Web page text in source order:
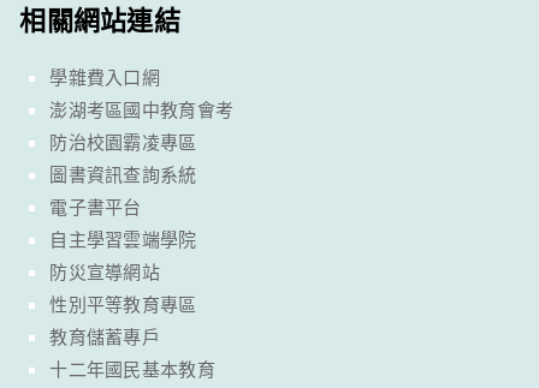
相關網站連結
學雜費入口網
澎湖考區國中教育會考
防治校園霸凌專區
圖書資訊查詢系統
電子書平台
自主學習雲端學院
防災宣導網站
性別平等教育專區
教育儲蓄專戶
十二年國民基本教育